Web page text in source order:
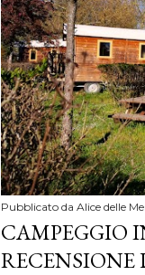
Pubblicato da Alice delle
CAMPEGGIO